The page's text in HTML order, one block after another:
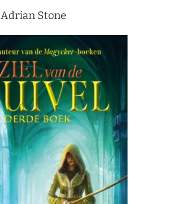
Adrian Stone